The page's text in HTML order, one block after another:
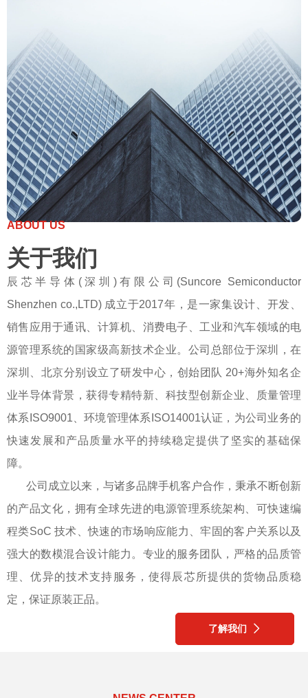
ABOUT US
关于我们
辰芯半导体(深圳)有限公司(Suncore Semiconductor
Shenzhen co., LTD) 成立于2017年，是一家集设计、开发、
销售应用于通讯、计算机、消费电子、工业和汽车领域的电
源管理系统的国家级高新技术企业。公司总部位于深圳，在
深圳、北京分别设立了研发中心，创始团队 20+海外知名企
业半导体背景，获得专精特新、科技型创新企业、质量管理
体系ISO9001、环境管理体系ISO14001认证，为公司业务的
快速发展和产品质量水平的持续稳定提供了坚实的基础保
障。
公司成立以来，与诸多品牌手机客户合作，秉承不断创新
的产品文化，拥有全球先进的电源管理系统架构、可快速编
程类SoC 技术、快速的市场响应能力、牢固的客户关系以及
强大的数模混合设计能力。专业的服务团队，严格的品质管
理、优异的技术支持服务，使得辰芯所提供的货物品质稳
定，保证原装正品。
了解我们 ꄲ